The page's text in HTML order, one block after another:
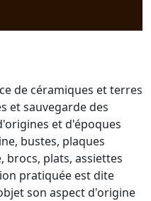
de céramiques et terres
et sauvegarde des
et d'époques
bustes, plaques
brocs, plats, assiettes
pratiquée est dite
son aspect d'origine